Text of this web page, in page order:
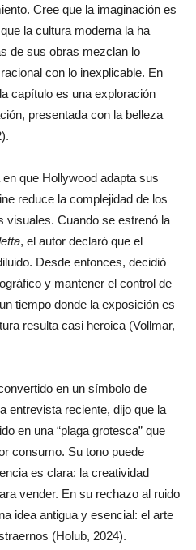
Cree que la imaginación es
la cultura moderna la ha
de sus obras mezclan lo
con lo inexplicable. En
capítulo es una exploración
presentada con la belleza
que Hollywood adapta sus
reduce la complejidad de los
visuales. Cuando se estrenó la
, el autor declaró que el
Desde entonces, decidió
y mantener el control de
tiempo donde la exposición es
resulta casi heroica (Vollmar,
en un símbolo de
entrevista reciente, dijo que la
en una “plaga grotesca” que
consumo. Su tono puede
es clara: la creatividad
vender. En su rechazo al ruido
idea antigua y esencial: el arte
(Holub, 2024).